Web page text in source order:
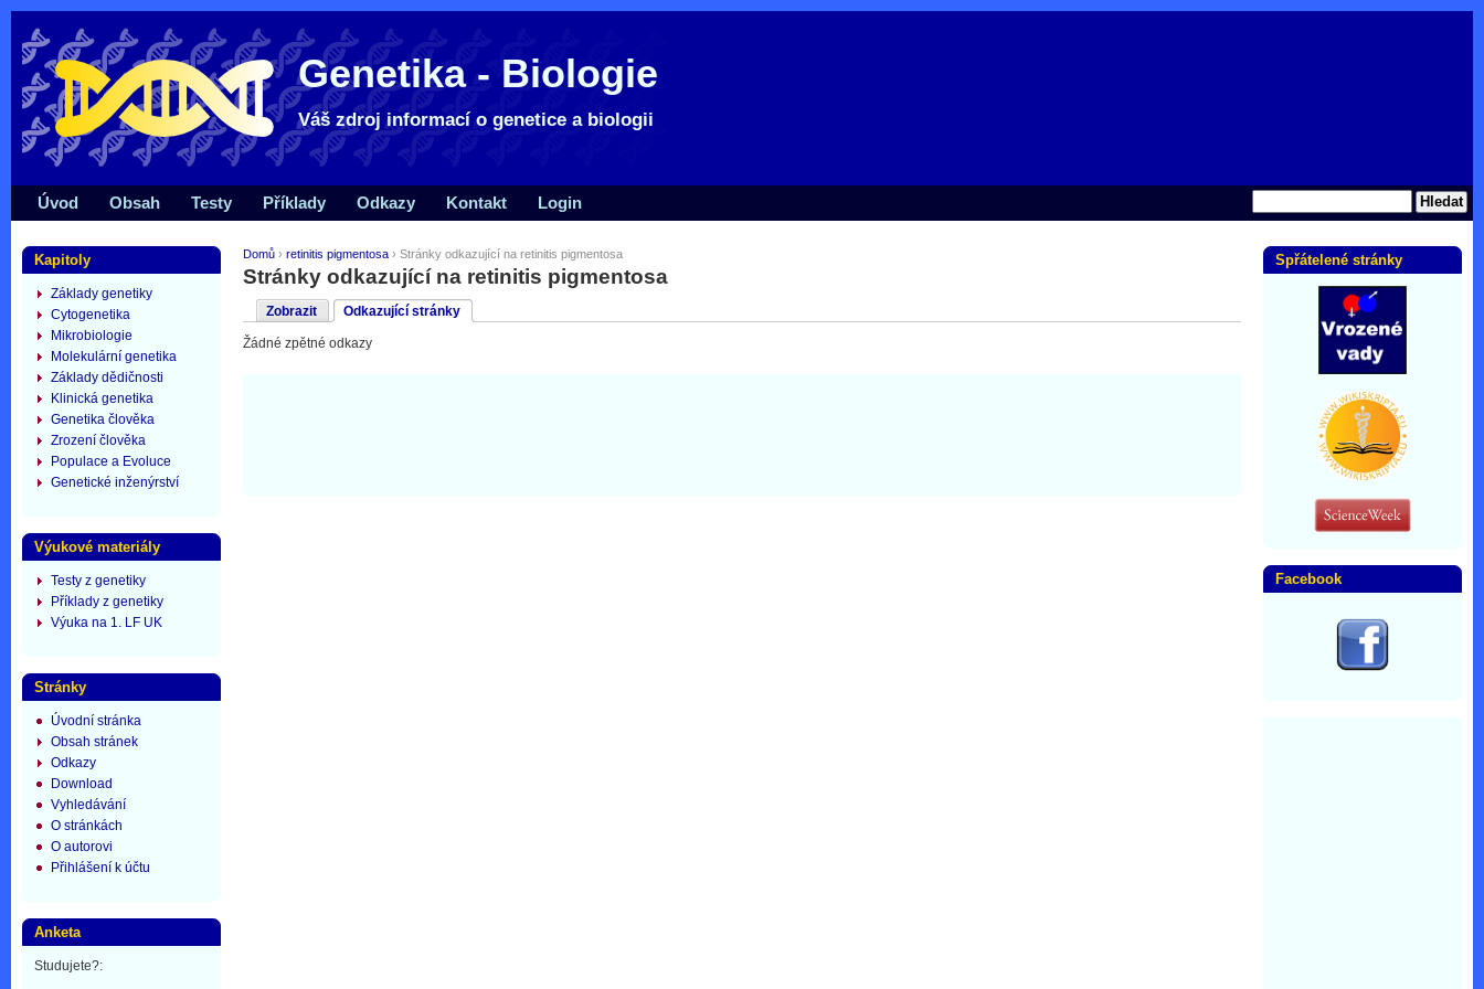
Genetika - Biologie
Váš zdroj informací o genetice a biologii
Domů › retinitis pigmentosa › Stránky odkazující na retinitis pigmentosa
Stránky odkazující na retinitis pigmentosa
Zobrazit Odkazující stránky
Žádné zpětné odkazy
Úvod Obsah Testy Příklady Odkazy Kontakt Login
Kapitoly
Základy genetiky
Cytogenetika
Mikrobiologie
Molekulární genetika
Základy dědičnosti
Klinická genetika
Genetika člověka
Zrození člověka
Populace a Evoluce
Genetické inženýrství
Výukové materiály
Testy z genetiky
Příklady z genetiky
Výuka na 1. LF UK
Stránky
Úvodní stránka
Obsah stránek
Odkazy
Download
Vyhledávání
O stránkách
O autorovi
Přihlášení k účtu
Anketa
Studujete?:
Spřátelené stránky
Facebook